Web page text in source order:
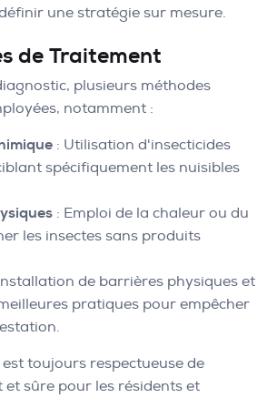
une stratégie sur mesure.
de Traitement
plusieurs méthodes
notamment :
: Utilisation d'insecticides
spécifiquement les nuisibles
: Emploi de la chaleur ou du
les insectes sans produits
de barrières physiques et
pratiques pour empêcher
toujours respectueuse de
sûre pour les résidents et